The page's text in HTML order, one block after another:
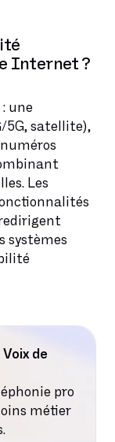
Internet ?
une
5G, satellite),
Les
systèmes
de
pro
métier